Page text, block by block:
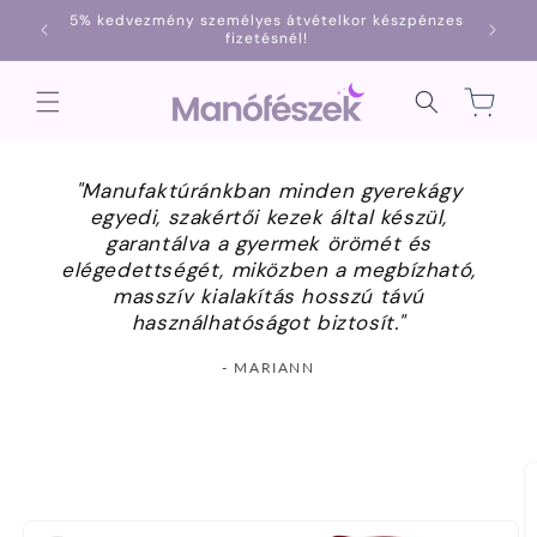
Ugrás a
tartalomhoz
5% kedvezmény személyes átvételkor készpénzes
fizetésnél!
Kosár
"Manufaktúránkban minden gyerekágy
egyedi, szakértői kezek által készül,
garantálva a gyermek örömét és
elégedettségét, miközben a megbízható,
masszív kialakítás hosszú távú
használhatóságot biztosít."
- MARIANN